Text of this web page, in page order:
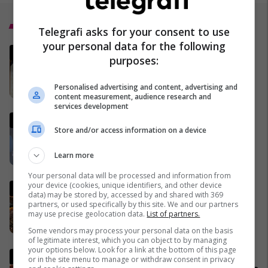
Top 5
Vaktia e Ramazanit 2026 në
Kosovë
evropiane që po akuzohet se
LUFTA MINUTË PAS MINUTE -
Gjithçka që po ndodh në Iran
dhe Lindjen e Mesme
17/03/2026
Gjithçka që ka ndodhur në 18
Telegrafi asks for your consent to use
your personal data for the following
purposes:
Personalised advertising and content, advertising and
content measurement, audience research and
services development
Store and/or access information on a device
Learn more
Your personal data will be processed and information from
your device (cookies, unique identifiers, and other device
data) may be stored by, accessed by and shared with 369
partners, or used specifically by this site. We and our partners
may use precise geolocation data. List of partners.
Some vendors may process your personal data on the basis
of legitimate interest, which you can object to by managing
your options below. Look for a link at the bottom of this page
or in the site menu to manage or withdraw consent in privacy